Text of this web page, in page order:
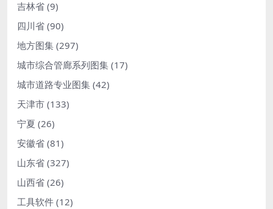
吉林省 (9)
四川省 (90)
地方图集 (297)
城市综合管廊系列图集 (17)
城市道路专业图集 (42)
天津市 (133)
宁夏 (26)
安徽省 (81)
山东省 (327)
山西省 (26)
工具软件 (12)